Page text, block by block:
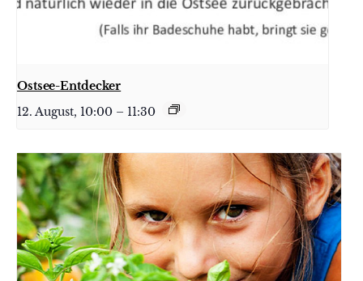
Ostsee-Entdecker
12. August, 10:00 – 11:30